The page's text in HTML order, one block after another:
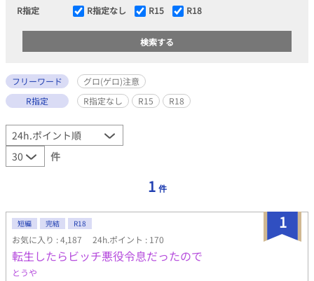
R指定 R指定なし R15 R18
フリーワード
グロ(ゲロ)注意
R指定
R指定なし R15 R18
件
1 件
1
短編 完結 R18
お気に入り : 4,187 24h.ポイント : 170
転生したらビッチ悪役令息だったので
とうや